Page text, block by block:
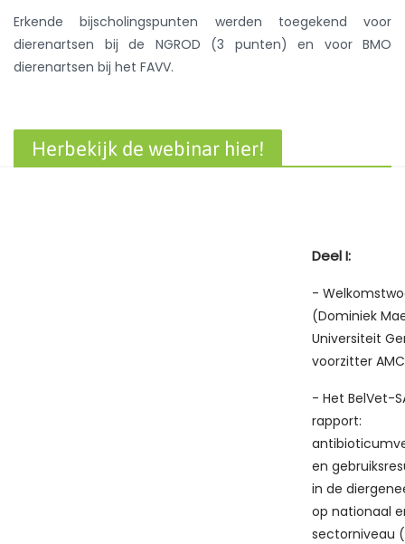
Erkende bijscholingspunten werden toegekend voor
dierenartsen bij de NGROD (3 punten) en voor BMO
dierenartsen bij het FAVV.
Herbekijk de webinar hier!
Deel I:
-
(Dominiek
Universiteit
voorzitter
- Het BelVet-
rapport:
en
in de
op nationaal
sectorniveau